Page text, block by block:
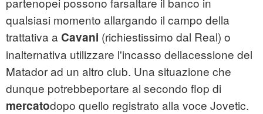
qualsiasi momento allargando il campo della
trattativa a Cavani (richiestissimo dal Real) o
inalternativa utilizzare l'incasso dellacessione del
Matador ad un altro club. Una situazione che
dunque potrebbeportare al secondo flop di
mercatodopo quello registrato alla voce Jovetic.